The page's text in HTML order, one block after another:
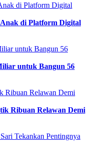
di Platform Digital
untuk Bangun 56
Ribuan Relawan Demi